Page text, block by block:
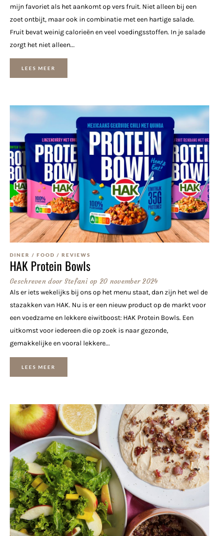
mijn favoriet als het aankomt op vers fruit. Niet alleen bij een
zoet ontbijt, maar ook in combinatie met een hartige salade.
Fruit bevat weinig calorieën en veel voedingsstoffen. In je salade
zorgt het niet alleen...
LEES MEER
DINER / FOOD / REVIEWS
HAK Protein Bowls
Geschreven doorStefani op 20 november 2024
Als er iets wekelijks bij ons op het menu staat, dan zijn het wel de
stazakken van HAK. Nu is er een nieuw product op de markt voor
een voedzame en lekkere eiwitboost: HAK Protein Bowls. Een
uitkomst voor iedereen die op zoek is naar gezonde,
gemakkelijke en vooral lekkere...
LEES MEER